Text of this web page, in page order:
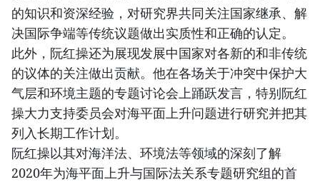
的知识和资深经验，对研究界共同关注国家继承、解
决国际争端等传统议题做出实质性和正确的认定。
此外，阮红操还为展现发展中国家对各新的和非传统
的议体的关注做出贡献。他在各场关于冲突中保护大
气层和环境主题的专题讨论会上踊跃发言，特别阮红
操大力支持委员会对海平面上升问题进行研究并把其
列入长期工作计划。
阮红操以其对海洋法、环境法等领域的深刻了解
2020年为海平面上升与国际法关系专题研究组的首